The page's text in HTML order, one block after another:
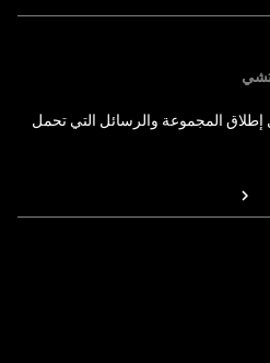
المجموعة والرسائل التي تحمل